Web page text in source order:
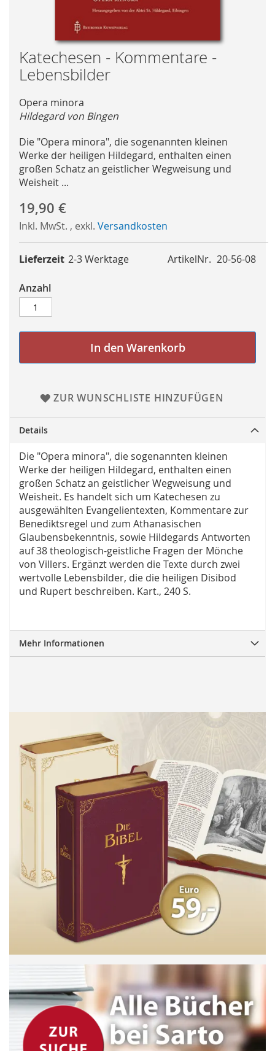
Skip
to
the
of
the
gallery
Katechesen - Kommentare -
Lebensbilder
Opera minora
Hildegard von Bingen
Die "Opera minora", die sogenannten kleinen
Werke der heiligen Hildegard, enthalten einen
großen Schatz an geistlicher Wegweisung und
Weisheit ...
19,90 €
Inkl. MwSt. , exkl. Versandkosten
ArtikelNr. 20-56-08
Lieferzeit 2-3 Werktage
Anzahl
In den Warenkorb
ZUR WUNSCHLISTE HINZUFÜGEN
Details
Die "Opera minora", die sogenannten kleinen
Werke der heiligen Hildegard, enthalten einen
großen Schatz an geistlicher Wegweisung und
Weisheit. Es handelt sich um Katechesen zu
ausgewählten Evangelientexten, Kommentare zur
Benediktsregel und zum Athanasischen
Glaubensbekenntnis, sowie Hildegards Antworten
auf 38 theologisch-geistliche Fragen der Mönche
von Villers. Ergänzt werden die Texte durch zwei
wertvolle Lebensbilder, die die heiligen Disibod
und Rupert beschreiben. Kart., 240 S.
Mehr Informationen